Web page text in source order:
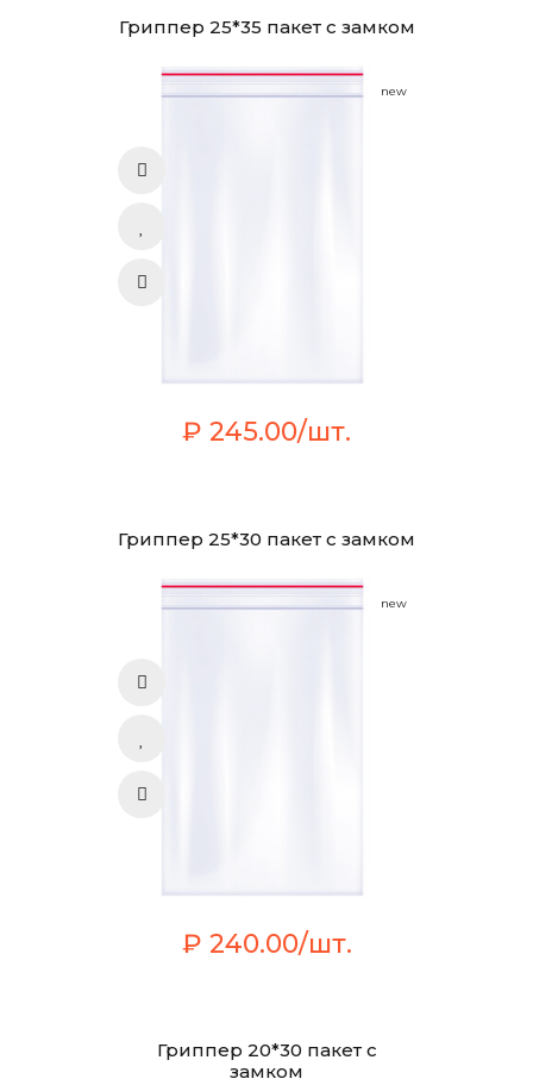
Гриппер 25*35 пакет с замком
new
₽ 245.00/шт.
Гриппер 25*30 пакет с замком
new
₽ 240.00/шт.
Гриппер 20*30 пакет с
замком